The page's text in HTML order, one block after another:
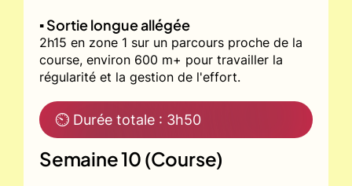
▪️ Sortie longue allégée
2h15 en zone 1 sur un parcours proche de la
course, environ 600 m+ pour travailler la
régularité et la gestion de l'effort.
⏲ Durée totale : 3h50
Semaine 10 (Course)